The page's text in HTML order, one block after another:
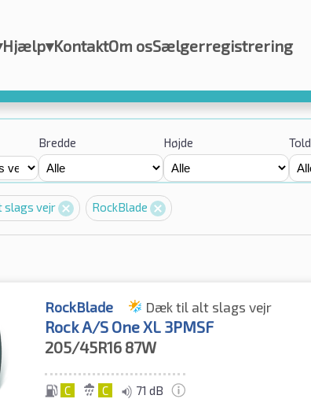
Hjælp▾KontaktOm osSælgerregistrering
Bredde Højde Told
slags vejr RockBlade
RockBlade Dæk til alt slags vejr
Rock A/S One XL 3PMSF
205/45R16 87W
C C 71 dB